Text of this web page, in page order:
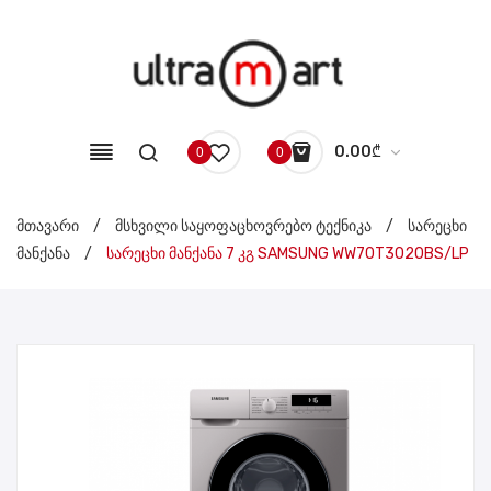
0 0 0.00₾
No products in the cart.
მთავარი / მსხვილი საყოფაცხოვრებო ტექნიკა /
სარეცხი
მანქანა
/ სარეცხი მანქანა 7 კგ SAMSUNG WW70T3020BS/LP